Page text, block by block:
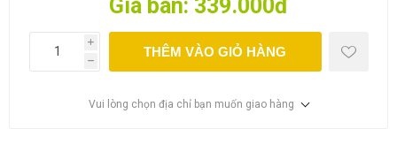
Giá bán: 339.000đ
i
h
THÊM VÀO GIỎ HÀNG
Vui lòng chọn địa chỉ bạn muốn giao hàng